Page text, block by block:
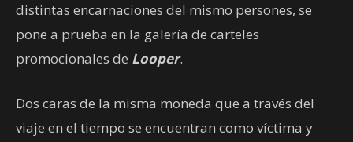
distintas encarnaciones del mismo persones, se
pone a prueba en la galería de carteles
promocionales de Looper.
Dos caras de la misma moneda que a través del
viaje en el tiempo se encuentran como víctima y